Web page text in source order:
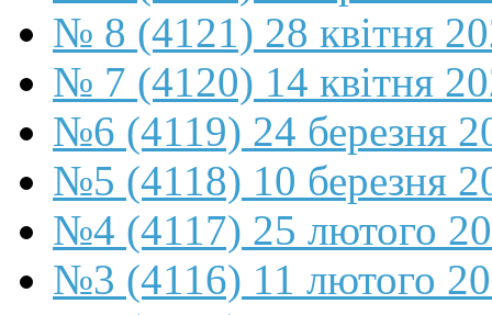
№ 8 (4121) 28 квітня
№ 7 (4120) 14 квітня
№6 (4119) 24 березня
№5 (4118) 10 березня
№4 (4117) 25 лютого
№3 (4116) 11 лютого